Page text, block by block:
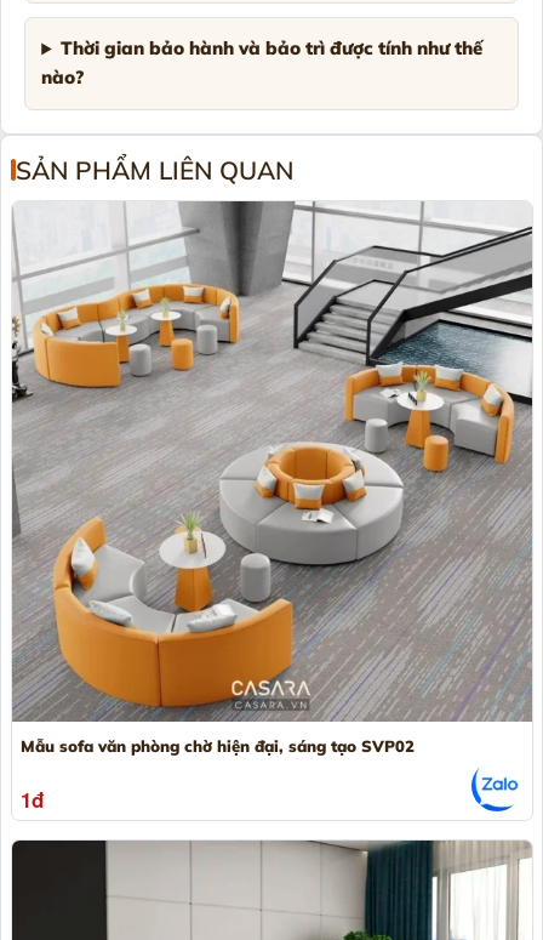
Thời gian bảo hành và bảo trì được tính như thế
nào?
SẢN PHẨM LIÊN QUAN
Mẫu sofa văn phòng chờ hiện đại, sáng tạo SVP02
1đ